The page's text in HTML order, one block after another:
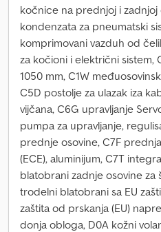
kočnice na prednjoj i zadnjoj
kondenzata za pneumatski
komprimovani vazduh od
za kočioni i električni sistem,
1050 mm, C1W
C5D postolje za ulazak iza
vijčana, C6G upravljanje
pumpa za upravljanje,
prednje osovine, C7F
(ECE), aluminijum, C7T
blatobrani zadnje osovine za
trodelni blatobrani sa EU
zaštita od prskanja (EU)
donja obloga, D0A kožni